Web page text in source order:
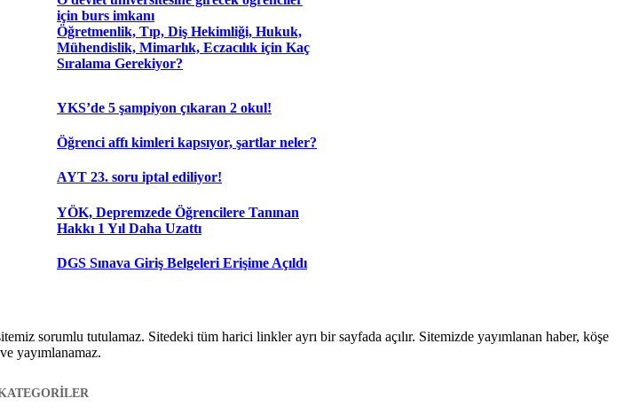
için burs imkanı
Öğretmenlik, Tıp, Diş Hekimliği, Hukuk,
Mühendislik, Mimarlık, Eczacılık için Kaç
Sıralama Gerekiyor?
YKS’de 5 şampiyon çıkaran 2 okul!
Öğrenci affı kimleri kapsıyor, şartlar neler?
AYT 23. soru iptal ediliyor!
YÖK, Depremzede Öğrencilere Tanınan
Hakkı 1 Yıl Daha Uzattı
DGS Sınava Giriş Belgeleri Erişime Açıldı
sorumlu tutulamaz. Sitedeki tüm harici linkler ayrı bir sayfada açılır. Sitemizde yayımlanan haber, köşe
yayımlanamaz.